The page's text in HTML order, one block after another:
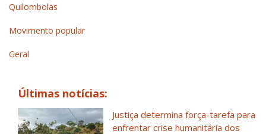
Quilombolas
Movimento popular
Geral
Últimas notícias:
Justiça determina força-tarefa para
enfrentar crise humanitária dos